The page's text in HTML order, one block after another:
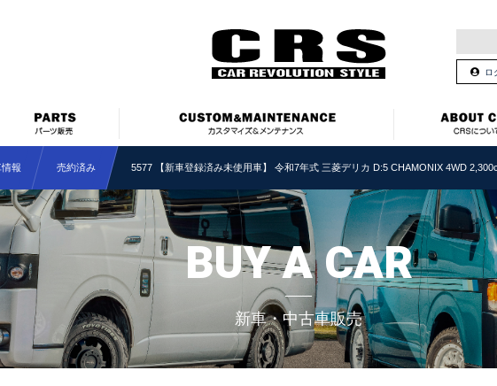
ロ
報 売約済み 5577 【新車登録済み未使用車】 令和7年式 三菱デリカ D:5 CHAMONIX 4WD
BUY A CAR
新車・中古車販売